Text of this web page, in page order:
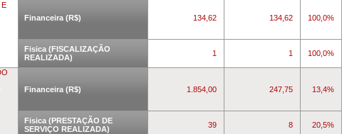
E
Financeira (R$) 134,62 134,62 100,0%
Fisica (FISCALIZAÇÃO
REALIZADA)
1 1 100,0%
Financeira (R$) 1.854,00 247,75 13,4%
Fisica (PRESTAÇÃO DE
SERVIÇO REALIZADA)
39 8 20,5%